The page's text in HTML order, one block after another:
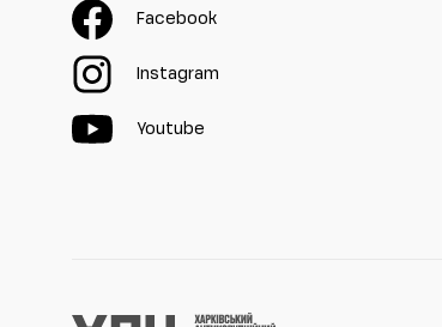
Facebook
Instagram
Youtube